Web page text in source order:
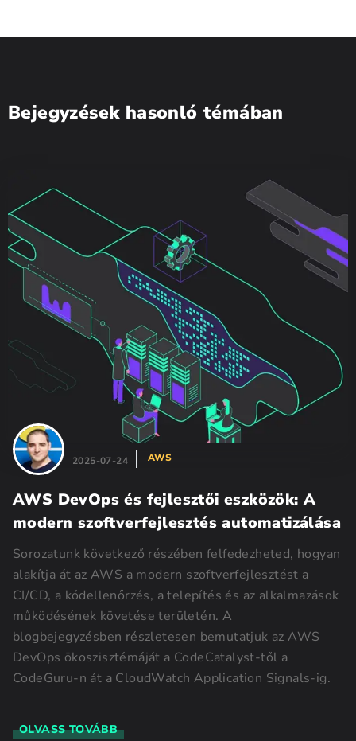
Bejegyzések hasonló témában
2025-07-24 AWS
AWS DevOps és fejlesztői eszközök: A
modern szoftverfejlesztés automatizálása
Sorozatunk következő részében felfedezheted, hogyan
alakítja át az AWS a modern szoftverfejlesztést a
CI/CD, a kódellenőrzés, a telepítés és az alkalmazások
működésének követése területén. A
blogbejegyzésben részletesen bemutatjuk az AWS
DevOps ökoszisztémáját a CodeCatalyst-től a
CodeGuru-n át a CloudWatch Application Signals-ig.
OLVASS TOVÁBB